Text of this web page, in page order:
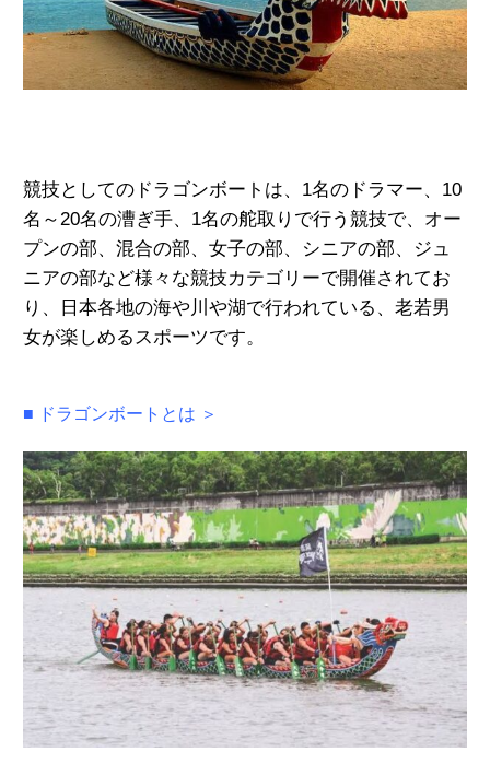
競技としてのドラゴンボートは、1名のドラマー、10
名～20名の漕ぎ手、1名の舵取りで行う競技で、オー
プンの部、混合の部、女子の部、シニアの部、ジュ
ニアの部など様々な競技カテゴリーで開催されてお
り、日本各地の海や川や湖で行われている、老若男
女が楽しめるスポーツです。
■ ドラゴンボートとは ＞